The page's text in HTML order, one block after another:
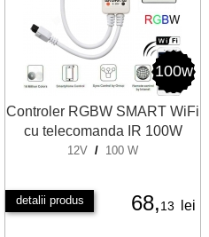
100w
Controler RGBW SMART WiFi
cu telecomanda IR 100W
12V / 100 W
detalii produs 68,13 lei